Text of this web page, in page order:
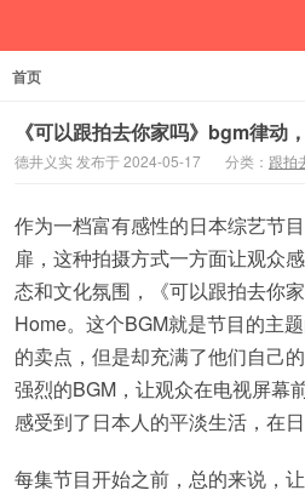
首页
《可以跟拍去你家吗》bgm律动
德井义实 发布于 2024-05-17 分类： 跟拍
作为一档富有感性的日本综艺节
扉，这种拍摄方式一方面让观众
态和文化氛围，《可以跟拍去你
Home。这个BGM就是节目的主
的卖点，但是却充满了他们自己
强烈的BGM，让观众在电视屏幕
感受到了日本人的平淡生活，在
每集节目开始之前，总的来说，